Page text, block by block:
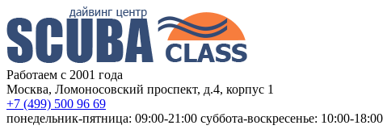
Работаем с 2001 года
Москва, Ломоносовский проспект, д.4, корпус 1
+7 (499) 500 96 69
понедельник-пятница: 09:00-21:00 суббота-воскресенье: 10:00-18:00